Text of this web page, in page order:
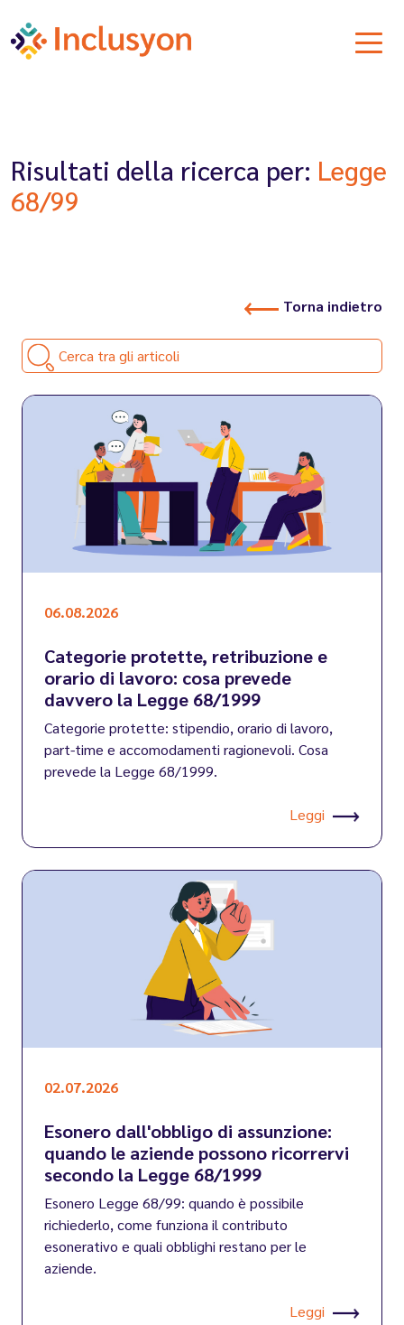
Risultati della ricerca per: Legge
68/99
Torna indietro
Cerca tra gli articoli
06.08.2026
Categorie protette, retribuzione e
orario di lavoro: cosa prevede
davvero la Legge 68/1999
Categorie protette: stipendio, orario di lavoro,
part-time e accomodamenti ragionevoli. Cosa
prevede la Legge 68/1999.
Leggi
02.07.2026
Esonero dall'obbligo di assunzione:
quando le aziende possono ricorrervi
secondo la Legge 68/1999
Esonero Legge 68/99: quando è possibile
richiederlo, come funziona il contributo
esonerativo e quali obblighi restano per le
aziende.
Leggi